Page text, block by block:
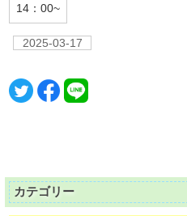
14：00~
2025-03-17
カテゴリー